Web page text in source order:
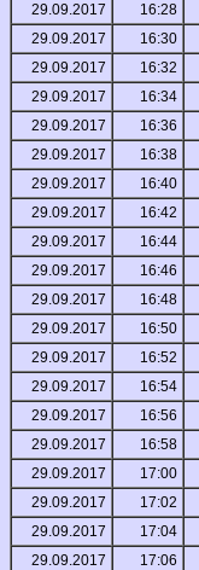
29.09.2017
16:28
29.09.2017
16:30
29.09.2017
16:32
29.09.2017
16:34
29.09.2017
16:36
29.09.2017
16:38
29.09.2017
16:40
29.09.2017
16:42
29.09.2017
16:44
29.09.2017
16:46
29.09.2017
16:48
29.09.2017
16:50
29.09.2017
16:52
29.09.2017
16:54
29.09.2017
16:56
29.09.2017
16:58
29.09.2017
17:00
29.09.2017
17:02
29.09.2017
17:04
29.09.2017
17:06